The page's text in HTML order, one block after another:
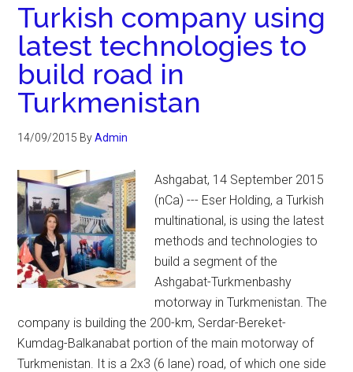
Turkish company using
latest technologies to
build road in
Turkmenistan
14/09/2015 ByAdmin
Ashgabat, 14 September 2015
(nCa) --- Eser Holding, a Turkish
multinational, is using the latest
methods and technologies to
build a segment of the
Ashgabat-Turkmenbashy
motorway in Turkmenistan. The
company is building the 200-km, Serdar-Bereket-
Kumdag-Balkanabat portion of the main motorway of
Turkmenistan. It is a 2x3 (6 lane) road, of which one side